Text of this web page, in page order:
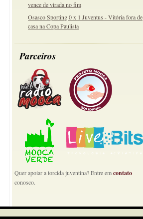
vence de virada no fim
Osasco Sporting 0 x 1 Juventus - Vitória fora de
casa na Copa Paulista
Parceiros
Quer apoiar a torcida juventina? Entre emcontato
conosco.